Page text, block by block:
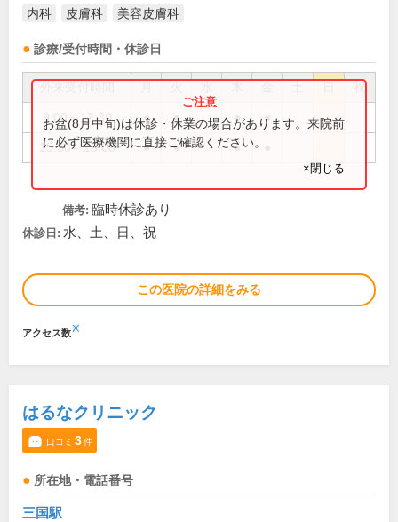
内科 皮膚科 美容皮膚科
診療/受付時間・休診日
祝
9:00～12:30 ● ● ● ●
15:30～18:00 ● ● ●
お盆(8月中旬)は休診・休業の場合があります。来院前
に必ず医療機関に直接ご確認ください。
×閉じる
備考: 臨時休診あり
休診日: 水、土、日、祝
この医院の詳細をみる
アクセス数※
はるなクリニック
口コミ 3件
所在地・電話番号
三国駅